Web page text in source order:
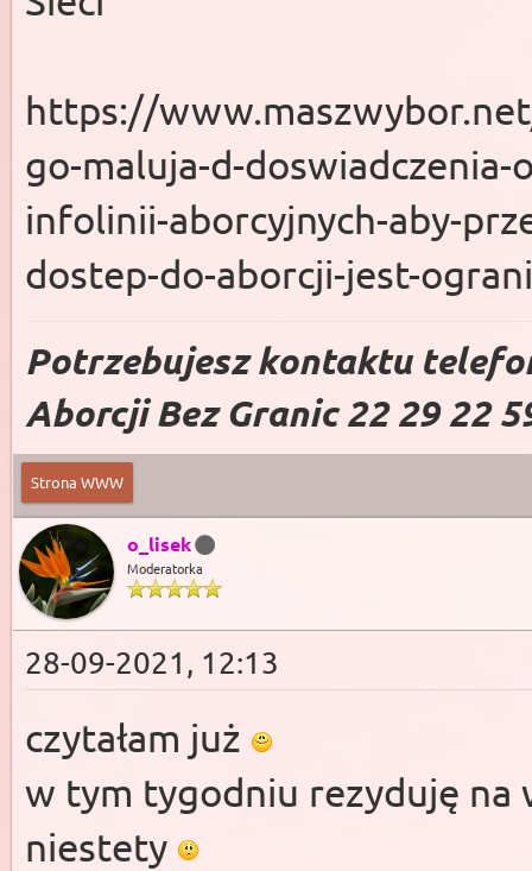
https://
go-maluja-d-
infolinii-aborcyjnych-aby-
dostep-do-aborcji-jest-
Potrzebujesz kontaktu
Aborcji Bez Granic 22 29 22
Strona WWW
o_lisek
Moderatorka
28-09-2021, 12:13
czytałam już
w tym tygodniu rezyduję na
niestety